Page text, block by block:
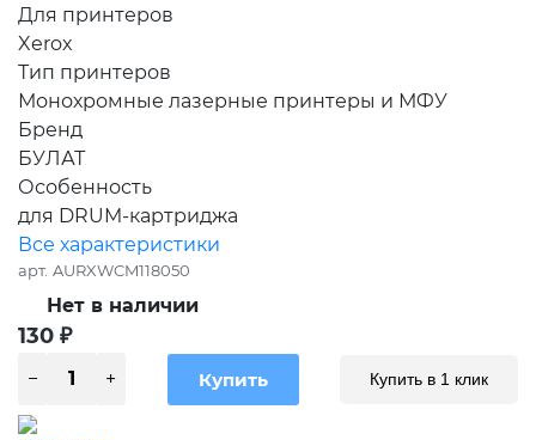
Для принтеров
Xerox
Тип принтеров
Монохромные лазерные принтеры и МФУ
Бренд
БУЛАТ
Особенность
для DRUM-картриджа
Все характеристики
арт. AURXWCM118050
Нет в наличии
130 ₽
Купить в 1 клик